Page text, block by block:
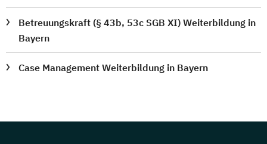
Betreuungskraft (§ 43b, 53c SGB XI) Weiterbildung in
Bayern
Case Management Weiterbildung in Bayern